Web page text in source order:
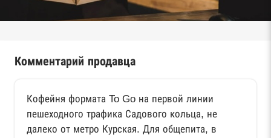
Комментарий продавца
Кофейня формата To Go на первой линии
пешеходного трафика Садового кольца, не
далеко от метро Курская. Для общепита, в